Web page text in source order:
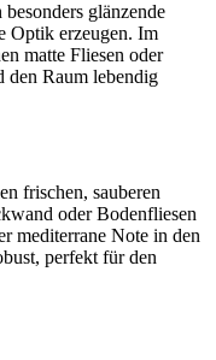
glänzende
Optik erzeugen. Im
matte Fliesen oder
den Raum lebendig
frischen, sauberen
oder Bodenfliesen
mediterrane Note in den
perfekt für den